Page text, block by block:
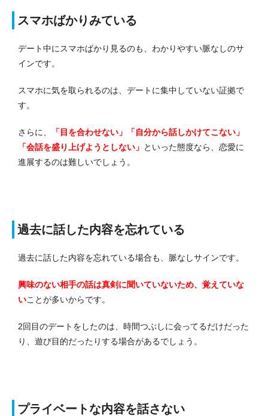
スマホばかりみている
デート中にスマホばかり見るのも、わかりやすい脈なしのサ
インです。
スマホに気を取られるのは、デートに集中していない証拠で
す。
さらに、
「目を合わせない」「自分から話しかけてこない」
「会話を盛り上げようとしない」 といった態度なら、恋愛に
進展するのは難しいでしょう。
過去に話した内容を忘れている
過去に話した内容を忘れている場合も、脈なしサインです。
興味のない相手の話は真剣に聞いていないため、覚えていな
いことが多いからです。
2回目のデートをしたのは、時間つぶしに会ってるだけだった
り、遊び目的だったりする場合があるでしょう。
プライベートな内容を話さない